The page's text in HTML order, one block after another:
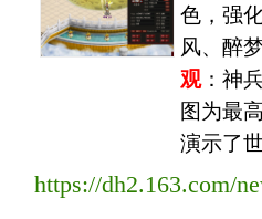
色，强
风、醉
观：神
图为最
演示了
https://dh2.163.com/